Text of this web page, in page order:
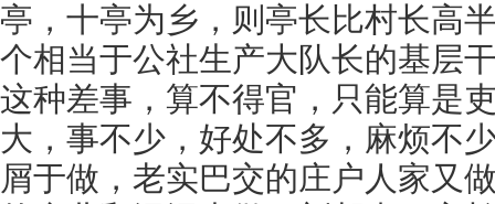
亭，十亭为乡，则亭长比村长高
个相当于公社生产大队长的基层
这种差事，算不得官，只能算是
大，事不少，好处不多，麻烦不
屑于做，老实巴交的庄户人家又